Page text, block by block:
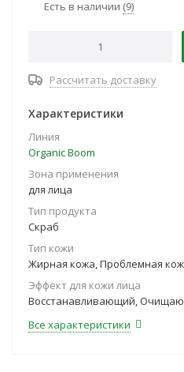
Есть в наличии (9)
Рассчитать доставку
Характеристики
Линия
Organic Boom
Зона применения
для лица
Тип продукта
Скраб
Тип кожи
Жирная кожа, Проблемная
Эффект для кожи лица
Восстанавливающий,
Все характеристики